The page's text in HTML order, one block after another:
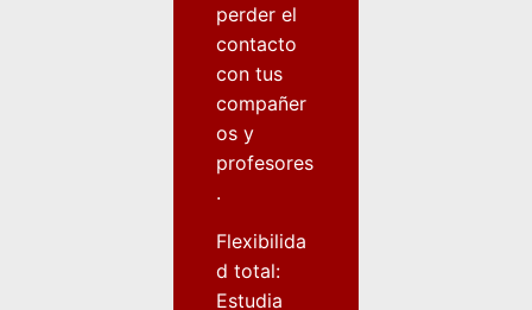
perder el
contacto
con tus
compañer
os y
profesores
.
Flexibilida
d total:
Estudia